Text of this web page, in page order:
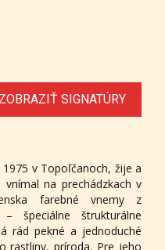
ZOBRAZIŤ SIGNATÚRY
v Topoľčanoch, žije a
na prechádzkach v
farebné vnemy z
špeciálne štrukturálne
rád pekné a jednoduché
rastliny, príroda. Pre jeho